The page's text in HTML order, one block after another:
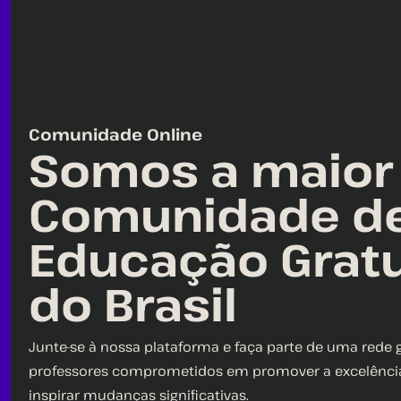
Comunidade Online
Somos a maior
Comunidade
Educação
do Brasil
Junte-se à nossa plataforma e faça parte de uma rede
professores comprometidos em promover a
inspirar mudanças significativas.